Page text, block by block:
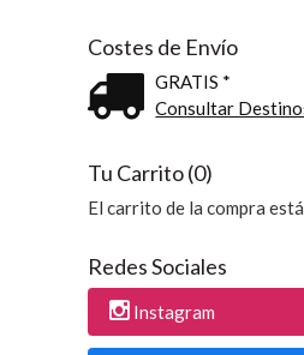
Costes de Envío
GRATIS *
Consultar
Tu Carrito (0)
El carrito de la compra
Redes Sociales
Instagram